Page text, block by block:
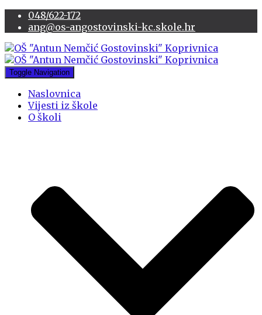
048/622-172
ang@os-angostovinski-kc.skole.hr
Toggle Navigation
Naslovnica
Vijesti iz škole
O školi